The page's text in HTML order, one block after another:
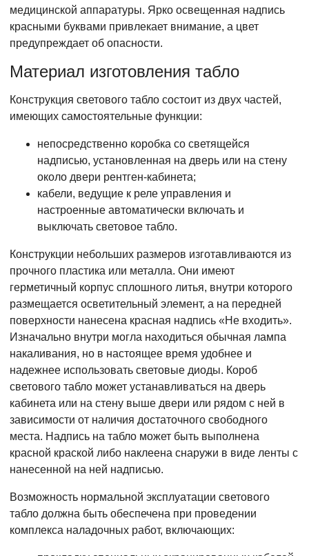
медицинской аппаратуры. Ярко освещенная надпись
красными буквами привлекает внимание, а цвет
предупреждает об опасности.
Материал изготовления табло
Конструкция светового табло состоит из двух частей,
имеющих самостоятельные функции:
непосредственно коробка со светящейся
надписью, установленная на дверь или на стену
около двери рентген-кабинета;
кабели, ведущие к реле управления и
настроенные автоматически включать и
выключать световое табло.
Конструкции небольших размеров изготавливаются из
прочного пластика или металла. Они имеют
герметичный корпус сплошного литья, внутри которого
размещается осветительный элемент, а на передней
поверхности нанесена красная надпись «Не входить».
Изначально внутри могла находиться обычная лампа
накаливания, но в настоящее время удобнее и
надежнее использовать световые диоды. Короб
светового табло может устанавливаться на дверь
кабинета или на стену выше двери или рядом с ней в
зависимости от наличия достаточного свободного
места. Надпись на табло может быть выполнена
красной краской либо наклеена снаружи в виде ленты с
нанесенной на ней надписью.
Возможность нормальной эксплуатации светового
табло должна быть обеспечена при проведении
комплекса наладочных работ, включающих: